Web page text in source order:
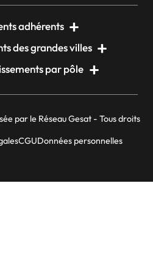
adhérents
des grandes villes
par pôle
par le Réseau Gesat - Tous droits
CGUDonnées personnelles